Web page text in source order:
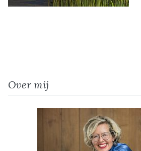
Over mij